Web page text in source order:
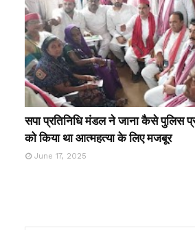
सपा प्रतिनिधि मंडल ने जाना कैसे पुलिस
को किया था आत्महत्या के लिए मजबूर
June 17, 2025